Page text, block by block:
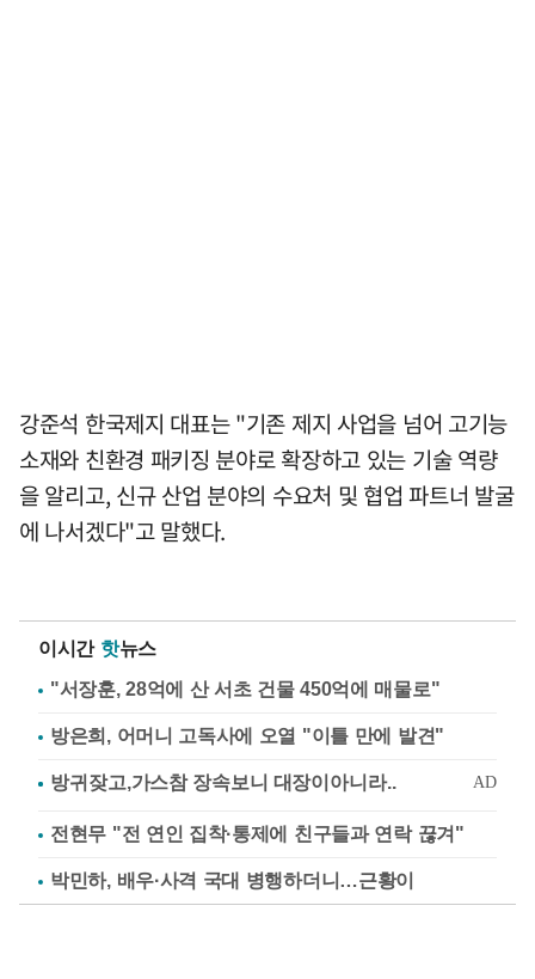
강준석 한국제지 대표는 "기존 제지 사업을 넘어 고기능
소재와 친환경 패키징 분야로 확장하고 있는 기술 역량
을 알리고, 신규 산업 분야의 수요처 및 협업 파트너 발굴
에 나서겠다"고 말했다.
이시간 핫뉴스
"서장훈, 28억에 산 서초 건물 450억에 매물로"
방은희, 어머니 고독사에 오열 "이틀 만에 발견"
전현무 "전 연인 집착·통제에 친구들과 연락 끊겨"
박민하, 배우·사격 국대 병행하더니…근황이